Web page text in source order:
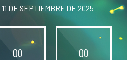
DE SEPTIEMBRE DE 2025
00 00